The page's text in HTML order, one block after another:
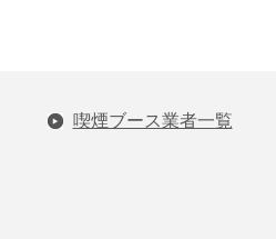
喫煙ブース業者一覧